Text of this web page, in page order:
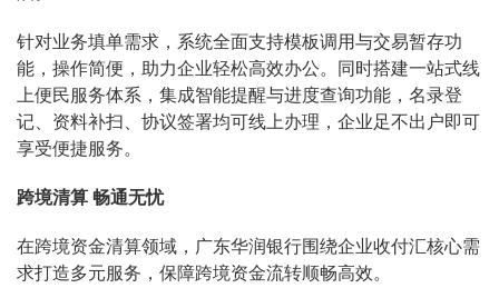
针对业务填单需求，系统全面支持模板调用与交易暂存功
能，操作简便，助力企业轻松高效办公。同时搭建一站式线
上便民服务体系，集成智能提醒与进度查询功能，名录登
记、资料补扫、协议签署均可线上办理，企业足不出户即可
享受便捷服务。
跨境清算 畅通无忧
在跨境资金清算领域，广东华润银行围绕企业收付汇核心需
求打造多元服务，保障跨境资金流转顺畅高效。